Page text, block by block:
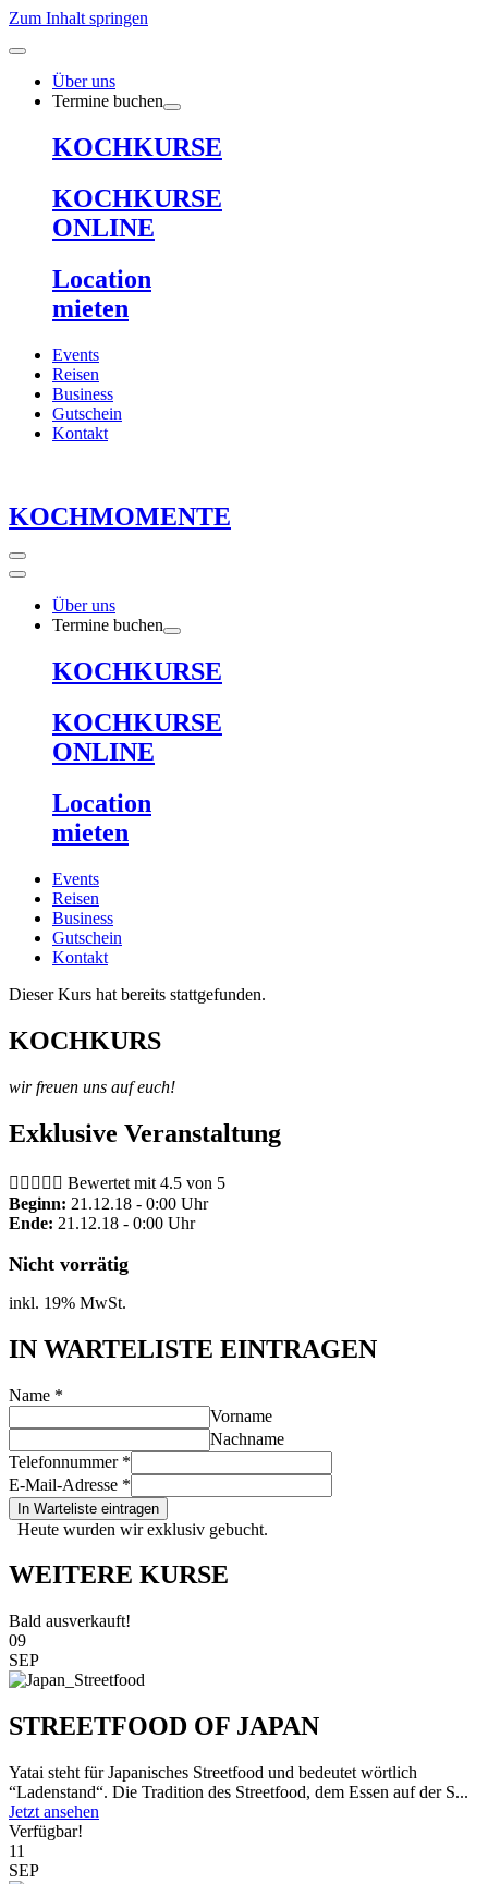
Zum Inhalt springen
Über uns
Termine buchen
KOCHKURSE
KOCHKURSE
ONLINE
Location
mieten
Events
Reisen
Business
Gutschein
Kontakt
KOCHMOMENTE
Über uns
Termine buchen
KOCHKURSE
KOCHKURSE
ONLINE
Location
mieten
Events
Reisen
Business
Gutschein
Kontakt
Dieser Kurs hat bereits stattgefunden.
KOCHKURS
wir freuen uns auf euch!
Exklusive Veranstaltung
     Bewertet mit 4.5 von 5
Beginn: 21.12.18 - 0:00 Uhr
Ende: 21.12.18 - 0:00 Uhr
Nicht vorrätig
inkl. 19% MwSt.
IN WARTELISTE EINTRAGEN
Name *
Vorname
Nachname
Telefonnummer *
E-Mail-Adresse *
In Warteliste eintragen
Heute wurden wir exklusiv gebucht.
WEITERE KURSE
Bald ausverkauft!
09
SEP
STREETFOOD OF JAPAN
Yatai steht für Japanisches Streetfood und bedeutet wörtlich
“Ladenstand“. Die Tradition des Streetfood, dem Essen auf der S...
Jetzt ansehen
Verfügbar!
11
SEP